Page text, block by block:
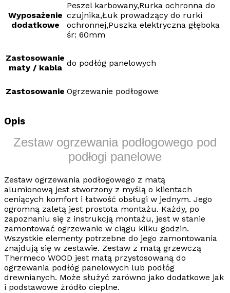
Wyposażenie
dodatkowe
Peszel karbowany,Rurka ochronna do
czujnika,Łuk prowadzący do rurki
ochronnej,Puszka elektryczna głęboka
śr: 60mm
Zastosowanie
maty / kabla do podłóg panelowych
Zastosowanie Ogrzewanie podłogowe
Opis
Zestaw ogrzewania podłogowego pod
podłogi panelowe
Zestaw ogrzewania podłogowego z matą
alumionową jest stworzony z myślą o klientach
ceniących komfort i łatwość obsługi w jednym. Jego
ogromną zaletą jest prostota montażu. Każdy, po
zapoznaniu się z instrukcją montażu, jest w stanie
zamontować ogrzewanie w ciągu kilku godzin.
Wszystkie elementy potrzebne do jego zamontowania
znajdują się w zestawie. Zestaw z matą grzewczą
Thermeco WOOD jest matą przystosowaną do
ogrzewania podłóg panelowych lub podłóg
drewnianych. Może służyć zarówno jako dodatkowe jak
i podstawowe źródło cieplne.